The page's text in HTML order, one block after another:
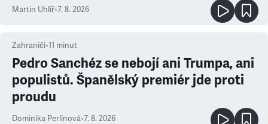
Martin Uhlíř•7. 8. 2026
Zahraničí•11 minut
Pedro Sanchéz se nebojí ani Trumpa, ani
populistů. Španělský premiér jde proti
proudu
Dominika Perlínová•7. 8. 2026